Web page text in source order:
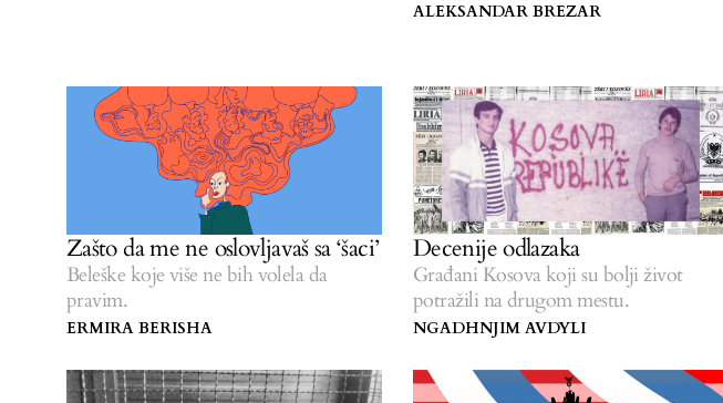
ALEKSANDAR BREZAR
Zašto da me ne oslovljavaš sa ‘šaci’
Beleške koje više ne bih volela da
pravim.
ERMIRA BERISHA
Decenije odlazaka
Građani Kosova koji su bolji život
potražili na drugom mestu.
NGADHNJIM AVDYLI